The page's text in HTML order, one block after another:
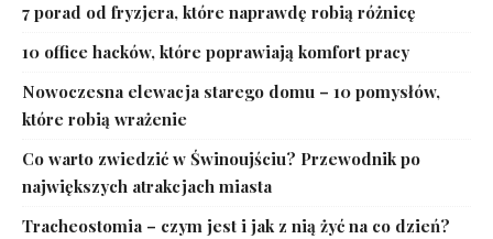
7 porad od fryzjera, które naprawdę robią różnicę
10 office hacków, które poprawiają komfort pracy
Nowoczesna elewacja starego domu – 10 pomysłów,
które robią wrażenie
Co warto zwiedzić w Świnoujściu? Przewodnik po
największych atrakcjach miasta
Tracheostomia – czym jest i jak z nią żyć na co dzień?